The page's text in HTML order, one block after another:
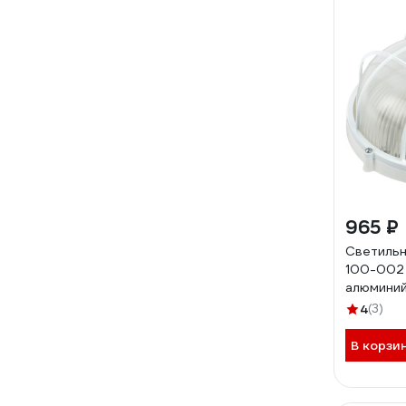
965 ₽
100-002
IP54 E27
4(3)
В